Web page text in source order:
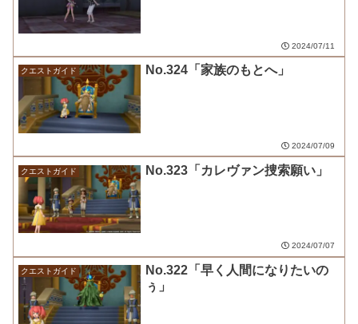
2024/07/11
クエストガイド No.324「家族のもとへ」
2024/07/09
クエストガイド No.323「カレヴァン捜索願い」
2024/07/07
クエストガイド
No.322「早く人間になりたいの
ぅ」